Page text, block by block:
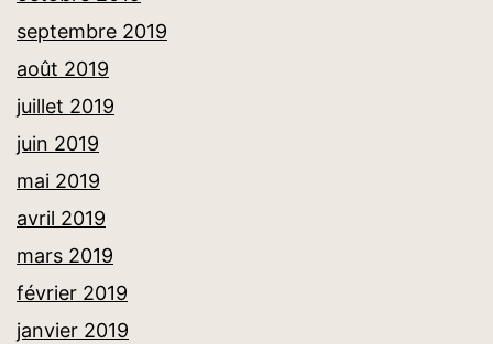
septembre 2019
août 2019
juillet 2019
juin 2019
mai 2019
avril 2019
mars 2019
février 2019
janvier 2019